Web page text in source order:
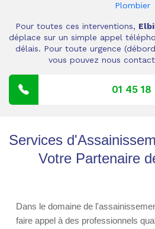
Plombier
Pour toutes ces interventions,
déplace sur un simple appel
délais. Pour toute urgence
vous pouvez nous
01 45
Services
Votre Partenaire
Dans le domaine de
faire appel à des professionnels